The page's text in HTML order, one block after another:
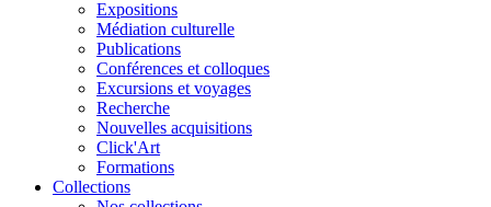
Expositions
Médiation culturelle
Publications
Conférences et colloques
Excursions et voyages
Recherche
Nouvelles acquisitions
Click'Art
Formations
Collections